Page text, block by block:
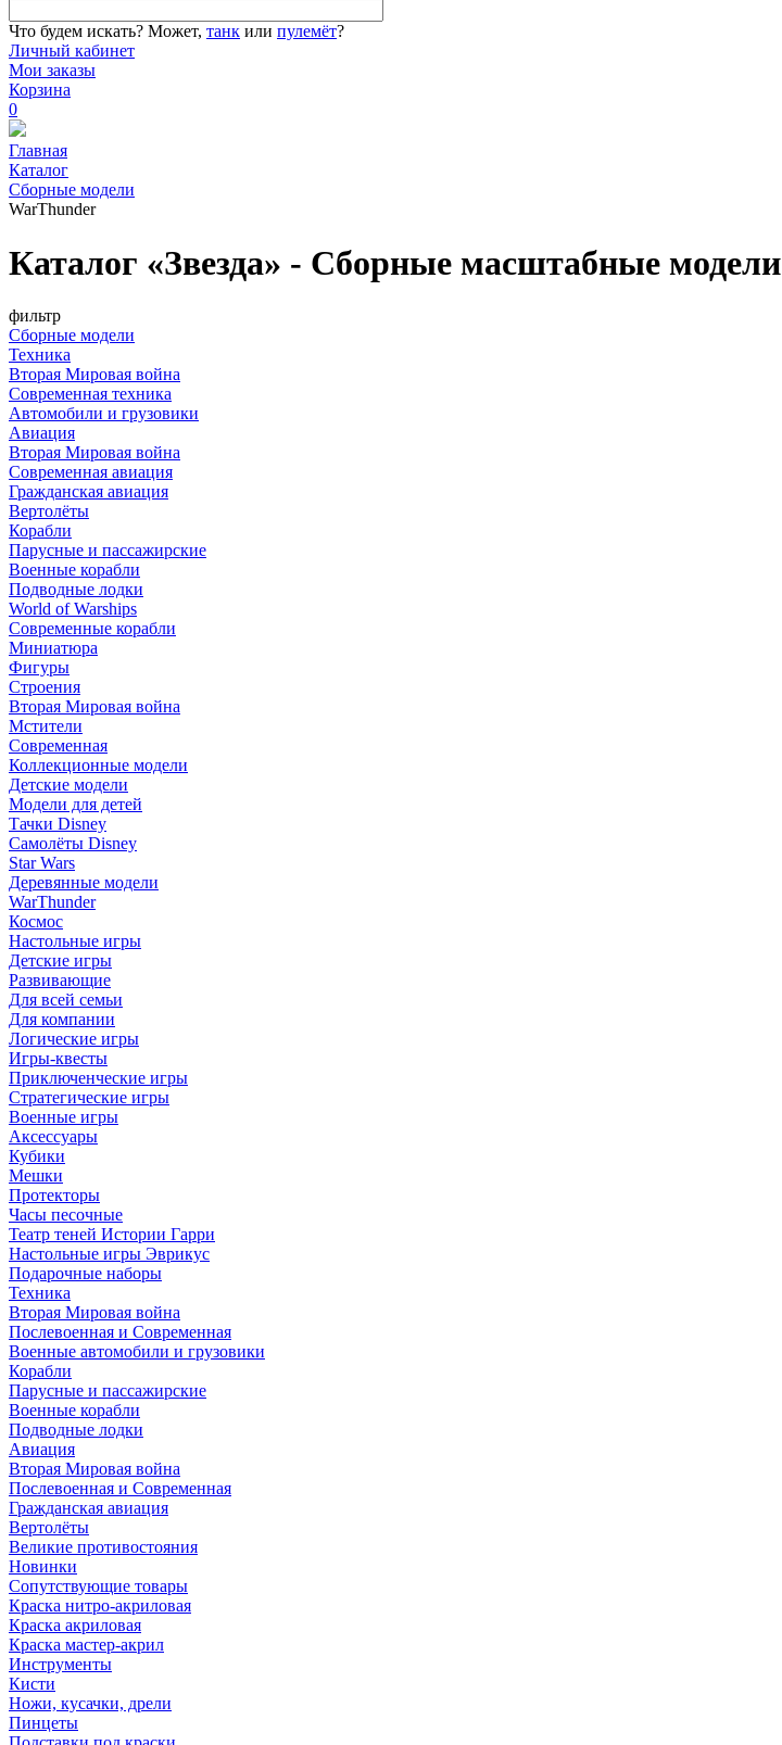
Что будем искать? Может, танк или пулемёт?
Личный кабинет
Мои заказы
Корзина
0
Главная
Каталог
Сборные модели
WarThunder
Каталог «Звезда» - Сборные масштабные модели
фильтр
Сборные модели
Техника
Вторая Мировая война
Современная техника
Автомобили и грузовики
Авиация
Вторая Мировая война
Современная авиация
Гражданская авиация
Вертолёты
Корабли
Парусные и пассажирские
Военные корабли
Подводные лодки
World of Warships
Современные корабли
Миниатюра
Фигуры
Строения
Вторая Мировая война
Мстители
Современная
Коллекционные модели
Детские модели
Модели для детей
Тачки Disney
Самолёты Disney
Star Wars
Деревянные модели
WarThunder
Космос
Настольные игры
Детские игры
Развивающие
Для всей семьи
Для компании
Логические игры
Игры-квесты
Приключенческие игры
Стратегические игры
Военные игры
Аксессуары
Кубики
Мешки
Протекторы
Часы песочные
Театр теней Истории Гарри
Настольные игры Эврикус
Подарочные наборы
Техника
Вторая Мировая война
Послевоенная и Современная
Военные автомобили и грузовики
Корабли
Парусные и пассажирские
Военные корабли
Подводные лодки
Авиация
Вторая Мировая война
Послевоенная и Современная
Гражданская авиация
Вертолёты
Великие противостояния
Новинки
Сопутствующие товары
Краска нитро-акриловая
Краска акриловая
Краска мастер-акрил
Инструменты
Кисти
Ножи, кусачки, дрели
Пинцеты